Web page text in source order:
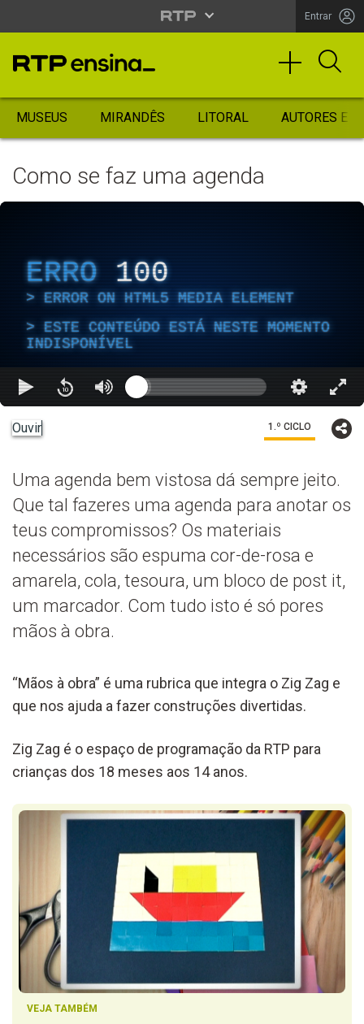
Entrar
MUSEUS MIRANDÊS LITORAL AUTORES
Como se faz uma agenda
ERRO 100
ERROR ON HTML5 MEDIA ELEMENT
ESTE CONTEÚDO ESTÁ NESTE MOMENTO
INDISPONÍVEL
Ouvir 1.º CICLO
Uma agenda bem vistosa dá sempre jeito.
Que tal fazeres uma agenda para anotar os
teus compromissos? Os materiais
necessários são espuma cor-de-rosa e
amarela, cola, tesoura, um bloco de post it,
um marcador. Com tudo isto é só pores
mãos à obra.
“Mãos à obra” é uma rubrica que integra o Zig Zag e
que nos ajuda a fazer construções divertidas.
Zig Zag é o espaço de programação da RTP para
crianças dos 18 meses aos 14 anos.
VEJA TAMBÉM